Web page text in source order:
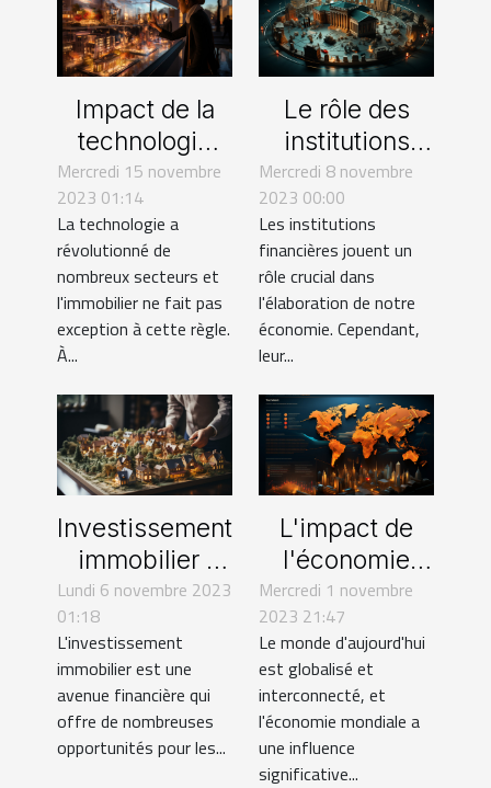
Impact de la
technologie
sur les
agences
immobilières à
Nantes
Mercredi 15 novembre
2023 01:14
La technologie a
révolutionné de
nombreux secteurs et
l'immobilier ne fait pas
exception à cette règle.
À...
Le rôle des
institutions
financières
dans
l'économie
circulaire
Mercredi 8 novembre
2023 00:00
Les institutions
financières jouent un
rôle crucial dans
l'élaboration de notre
économie. Cependant,
leur...
Investissement
immobilier :
conseils et
astuces pour
les particuliers
et les
professionnels
Lundi 6 novembre 2023
01:18
L'investissement
immobilier est une
avenue financière qui
offre de nombreuses
opportunités pour les...
L'impact de
l'économie
mondiale sur le
marché
immobilier
Mercredi 1 novembre
2023 21:47
Le monde d'aujourd'hui
est globalisé et
interconnecté, et
l'économie mondiale a
une influence
significative...